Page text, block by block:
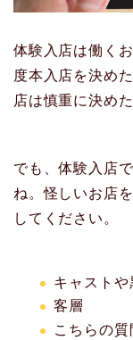
体験入店は働く
度本入店を決め
店は慎重に決め
でも、体験入店
ね。怪しいお店
してください。
キャスト
客層
こちらの